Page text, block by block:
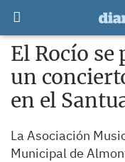
El Rocío
un
en el
La Asociación
Municipal de